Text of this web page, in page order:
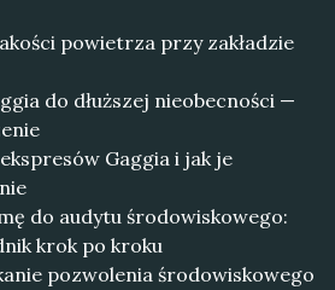
powietrza przy zakładzie
do dłuższej nieobecności —
Gaggia i jak je
do audytu środowiskowego:
krok po kroku
pozwolenia środowiskowego